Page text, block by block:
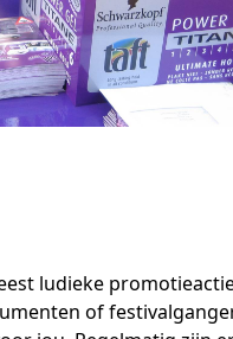
ludieke
of